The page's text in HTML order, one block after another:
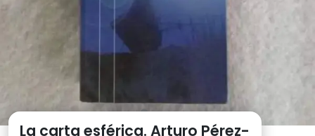
La carta esférica. Arturo Pérez-